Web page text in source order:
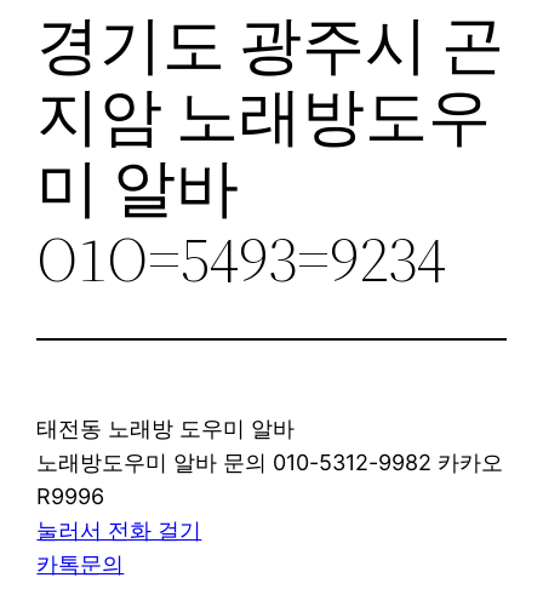
경기도 광주시 곤
지암 노래방도우
미 알바
O1O=5493=9234
태전동 노래방 도우미 알바
노래방도우미 알바 문의 010-5312-9982 카카오
R9996
눌러서 전화 걸기
카톡문의